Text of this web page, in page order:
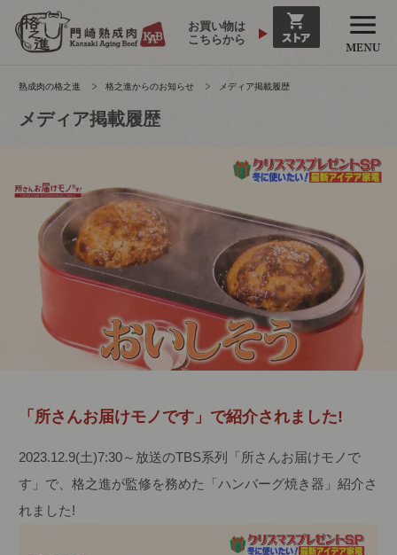
お買い物は
こちらから
熟成肉の格之進 格之進からのお知らせ メディア掲載履歴
メディア掲載履歴
「所さんお届けモノです」で紹介されました!
2023.12.9(土)7:30～放送のTBS系列「所さんお届けモノで
す」で、格之進が監修を務めた「ハンバーグ焼き器」紹介さ
れました!